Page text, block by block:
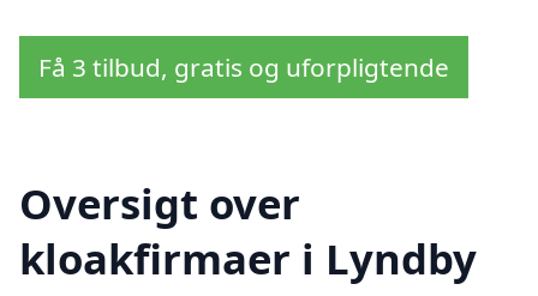
Få 3 tilbud, gratis og uforpligtende
Oversigt over
kloakfirmaer i Lyndby